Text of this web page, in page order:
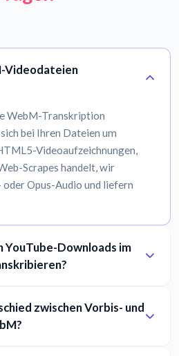
Videodateien
WebM-Transkription
bei Ihren Dateien um
Videoaufzeichnungen,
Scrapes handelt, wir
Opus-Audio und liefern
YouTube-Downloads im
zwischen Vorbis- und